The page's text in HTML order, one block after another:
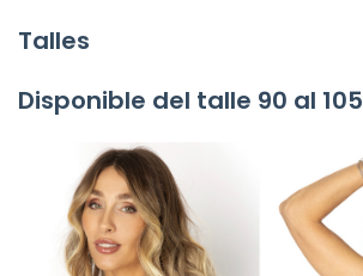
Talles
Disponible del talle 90 al 105